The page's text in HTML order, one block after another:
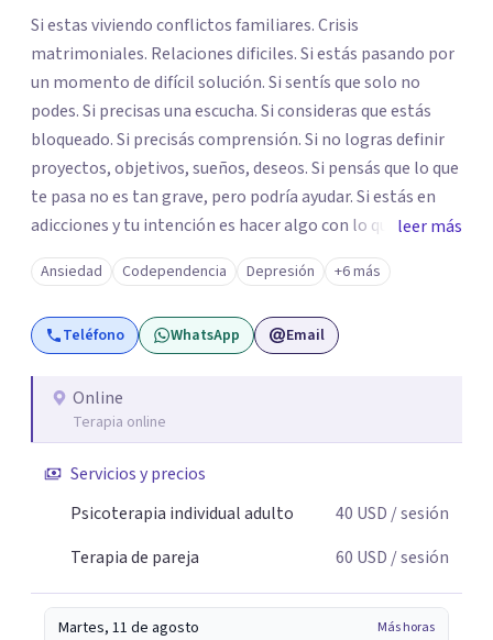
Si estas viviendo conflictos familiares. Crisis
matrimoniales. Relaciones dificiles. Si estás pasando por
un momento de difícil solución. Si sentís que solo no
podes. Si precisas una escucha. Si consideras que estás
bloqueado. Si precisás comprensión. Si no logras definir
proyectos, objetivos, sueños, deseos. Si pensás que lo que
te pasa no es tan grave, pero podría ayudar. Si estás en
adicciones y tu intención es hacer algo con lo que te está
pasando. No dudes en comunicarte a fin de comenzar a
resolver la situación que está generando esa angustia.
leer más
Ansiedad Codependencia Depresión +6 más
Teléfono WhatsApp Email
Online
Terapia online
Servicios y precios
Psicoterapia individual adulto
40 USD / sesión
Terapia de pareja
60 USD / sesión
Martes, 11 de agosto Más horas